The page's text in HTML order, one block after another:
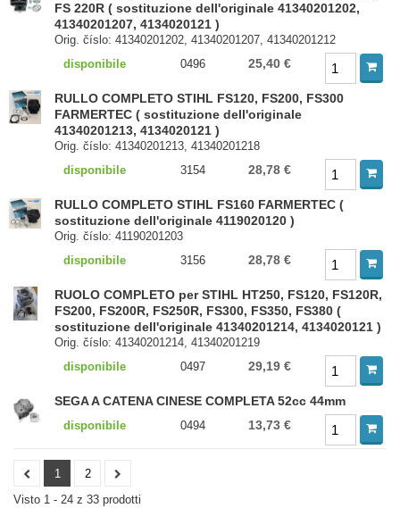
FS 220R ( sostituzione dell'originale 41340201202,
41340201207, 4134020121 )
Orig. číslo: 41340201202, 41340201207, 41340201212
disponibile
0496 25,40 €
RULLO COMPLETO STIHL FS120, FS200, FS300
FARMERTEC ( sostituzione dell'originale
41340201213, 4134020121 )
Orig. číslo: 41340201213, 41340201218
disponibile
3154 28,78 €
RULLO COMPLETO STIHL FS160 FARMERTEC (
sostituzione dell'originale 4119020120 )
Orig. číslo: 41190201203
disponibile
3156 28,78 €
RUOLO COMPLETO per STIHL HT250, FS120, FS120R,
FS200, FS200R, FS250R, FS300, FS350, FS380 (
sostituzione dell'originale 41340201214, 4134020121 )
Orig. číslo: 41340201214, 41340201219
disponibile
0497 29,19 €
SEGA A CATENA CINESE COMPLETA 52cc 44mm
disponibile 0494 13,73 €
1
2
Visto 1 - 24 z 33 prodotti